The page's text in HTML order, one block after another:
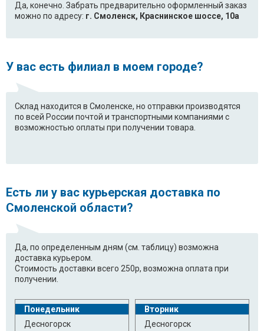
Да, конечно. Забрать предварительно оформленный заказ
можно по адресу: г. Смоленск, Краснинское шоссе, 10а
У вас есть филиал в моем городе?
Склад находится в Смоленске, но отправки производятся
по всей России почтой и транспортными компаниями с
возможностью оплаты при получении товара.
Есть ли у вас курьерская доставка по
Смоленской области?
Да, по определенным дням (см. таблицу) возможна
доставка курьером.
Стоимость доставки всего 250р, возможна оплата при
получении.
Понедельник
Десногорск
Вторник
Десногорск